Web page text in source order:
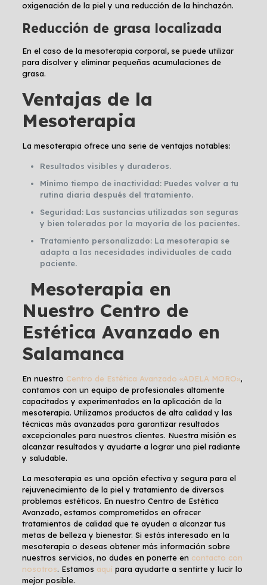
oxigenación de la piel y una reducción de la hinchazón.
Reducción de grasa localizada
En el caso de la mesoterapia corporal, se puede utilizar
para disolver y eliminar pequeñas acumulaciones de
grasa.
Ventajas de la
Mesoterapia
La mesoterapia ofrece una serie de ventajas notables:
Resultados visibles y duraderos.
Mínimo tiempo de inactividad: Puedes volver a tu
rutina diaria después del tratamiento.
Seguridad: Las sustancias utilizadas son seguras
y bien toleradas por la mayoría de los pacientes.
Tratamiento personalizado: La mesoterapia se
adapta a las necesidades individuales de cada
paciente.
Mesoterapia en
Nuestro Centro de
Estética Avanzado en
Salamanca
En nuestro Centro de Estética Avanzado «ADELA MORO»,
contamos con un equipo de profesionales altamente
capacitados y experimentados en la aplicación de la
mesoterapia. Utilizamos productos de alta calidad y las
técnicas más avanzadas para garantizar resultados
excepcionales para nuestros clientes. Nuestra misión es
alcanzar resultados y ayudarte a lograr una piel radiante
y saludable.
La mesoterapia es una opción efectiva y segura para el
rejuvenecimiento de la piel y tratamiento de diversos
problemas estéticos. En nuestro Centro de Estética
Avanzado, estamos comprometidos en ofrecer
tratamientos de calidad que te ayuden a alcanzar tus
metas de belleza y bienestar. Si estás interesado en la
mesoterapia o deseas obtener más información sobre
nuestros servicios, no dudes en ponerte en contacto con
nosotros. Estamos aquípara ayudarte a sentirte y lucir lo
mejor posible.